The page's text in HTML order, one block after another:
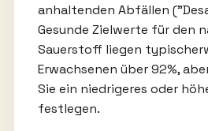
anhaltenden Abfällen
Gesunde Zielwerte für den
Sauerstoff liegen
Erwachsenen über 92%,
Sie ein niedrigeres oder
festlegen.